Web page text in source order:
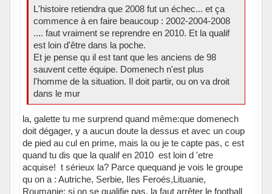
L'histoire retiendra que 2008 fut un échec... et ça
commence à en faire beaucoup : 2002-2004-2008
.... faut vraiment se reprendre en 2010. Et la qualif
est loin d'être dans la poche.
Et je pense qu il est tant que les anciens de 98
sauvent cette équipe. Domenech n'est plus
l'homme de la situation. Il doit partir, ou on va droit
dans le mur
la, galette tu me surprend quand même:que domenech
doit dégager, y a aucun doute la dessus et avec un coup
de pied au cul en prime, mais la ou je te capte pas, c est
quand tu dis que la qualif en 2010 est loin d 'etre
acquise! t sérieux la? Parce quequand je vois le groupe
qu on a : Autriche, Serbie, Iles Feroés,Lituanie,
Roumanie; si on se qualifie pas, la faut arrêter le football